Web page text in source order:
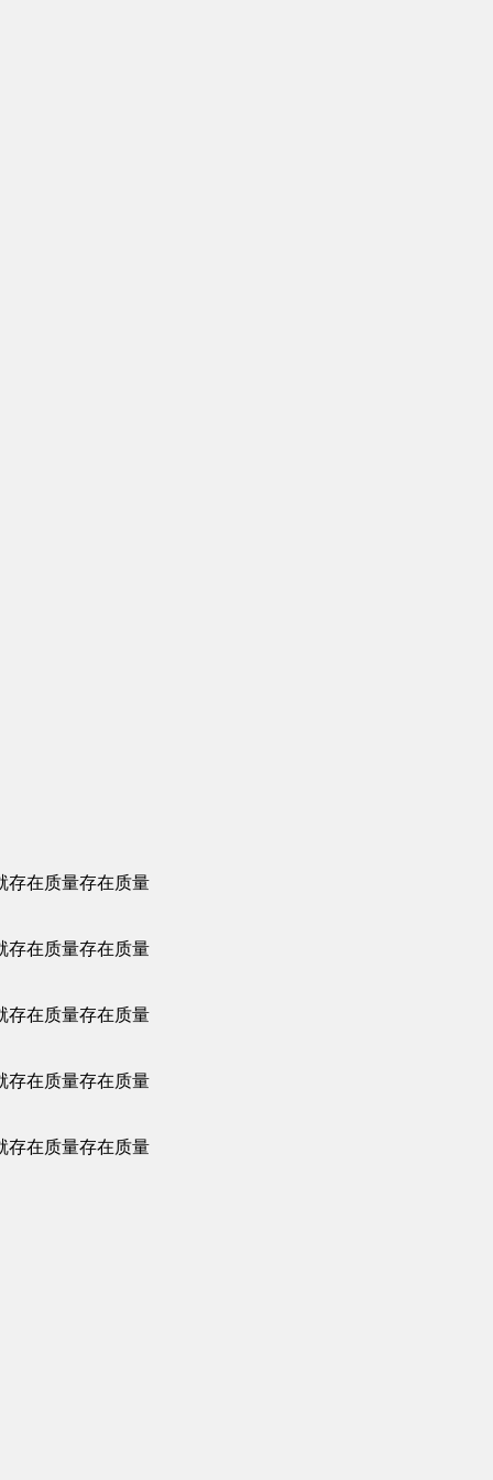
存在质量存在质量
存在质量存在质量
存在质量存在质量
存在质量存在质量
存在质量存在质量